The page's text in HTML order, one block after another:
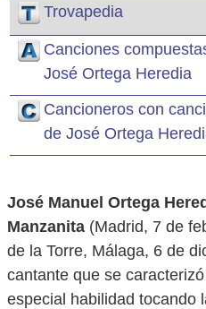
Trovapedia
Canciones
José Ortega Heredia
Cancioneros con
de José Ortega
José Manuel Ortega
Manzanita (Madrid, 7 de
de la Torre, Málaga, 6 de
cantante que se
especial habilidad tocando